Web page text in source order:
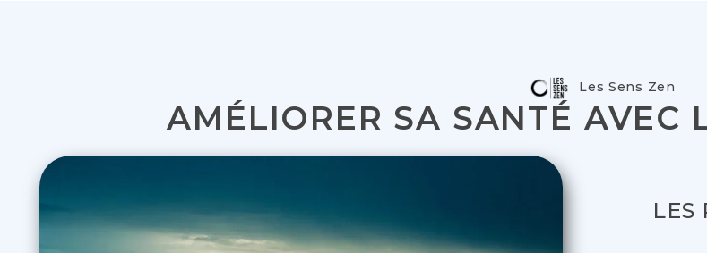
Les Sens Zen
AMÉLIORER SA SANTÉ AVEC
LES